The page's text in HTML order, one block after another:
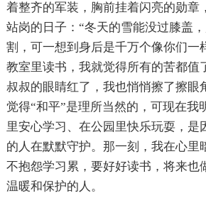
着整齐的军装，胸前挂着闪亮的勋章
站岗的日子：“冬天的雪能没过膝盖
割，可一想到身后是千万个像你们一
教室里读书，我就觉得所有的苦都值
叔叔的眼睛红了，我也悄悄擦了擦眼
觉得“和平”是理所当然的，可现在我
里安心学习、在公园里快乐玩耍，是
的人在默默守护。那一刻，我在心里
不抱怨学习累，要好好读书，将来也
温暖和保护的人。